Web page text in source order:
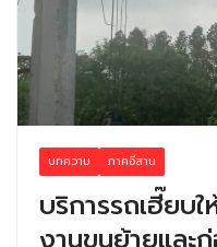
บทความ ภาคอีสาน
บริการรถเฮี๊ยบ